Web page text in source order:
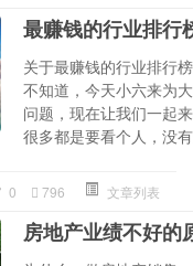
最赚钱的行业排行
关于最赚钱的行业排行
不知道，今天小六来为
问题，现在让我们一起来
很多都是要看个人，没
0 796 文章列表
房地产业绩不好的